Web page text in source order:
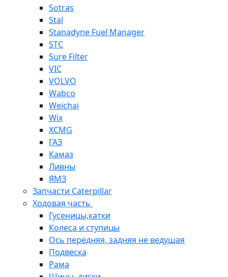
Sotras
Stal
Stanadyne Fuel Manager
STC
Sure Filter
VIC
VOLVO
Wabco
Weichai
Wix
XCMG
ГАЗ
Камаз
Ливны
ЯМЗ
Запчасти Caterpillar
Ходовая часть
Гусеницы,катки
Колеса и ступицы
Ось передняя, задняя не ведущая
Подвеска
Рама